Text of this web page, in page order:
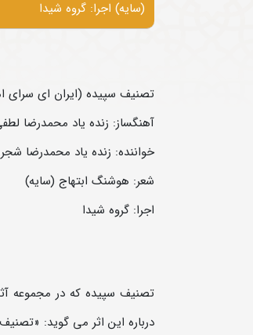
(سایه) اجرا: گروه شیدا
تصنیف سپیده (ایران ای سرای
آهنگساز: زنده یاد محمدرضا
خواننده: زنده یاد محمدرضا
شعر: هوشنگ ابتهاج (سایه)
اجرا: گروه شیدا
درباره این اثر می گوید: